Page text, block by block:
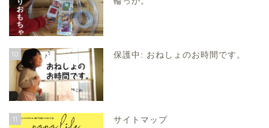
10 保護中: おねしょのお時間です。
11 サイトマップ